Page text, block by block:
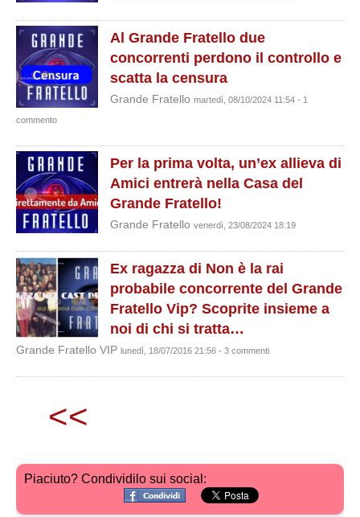
Al Grande Fratello due
concorrenti perdono il controllo e
scatta la censura
Grande Fratello martedì, 08/10/2024 11:54 - 1
commento
Per la prima volta, un’ex allieva di
Amici entrerà nella Casa del
Grande Fratello!
Grande Fratello venerdì, 23/08/2024 18:19
Ex ragazza di Non è la rai
probabile concorrente del Grande
Fratello Vip? Scoprite insieme a
noi di chi si tratta…
Grande Fratello VIP lunedì, 18/07/2016 21:56 - 3 commenti
<<
Piaciuto? Condividilo sui social: